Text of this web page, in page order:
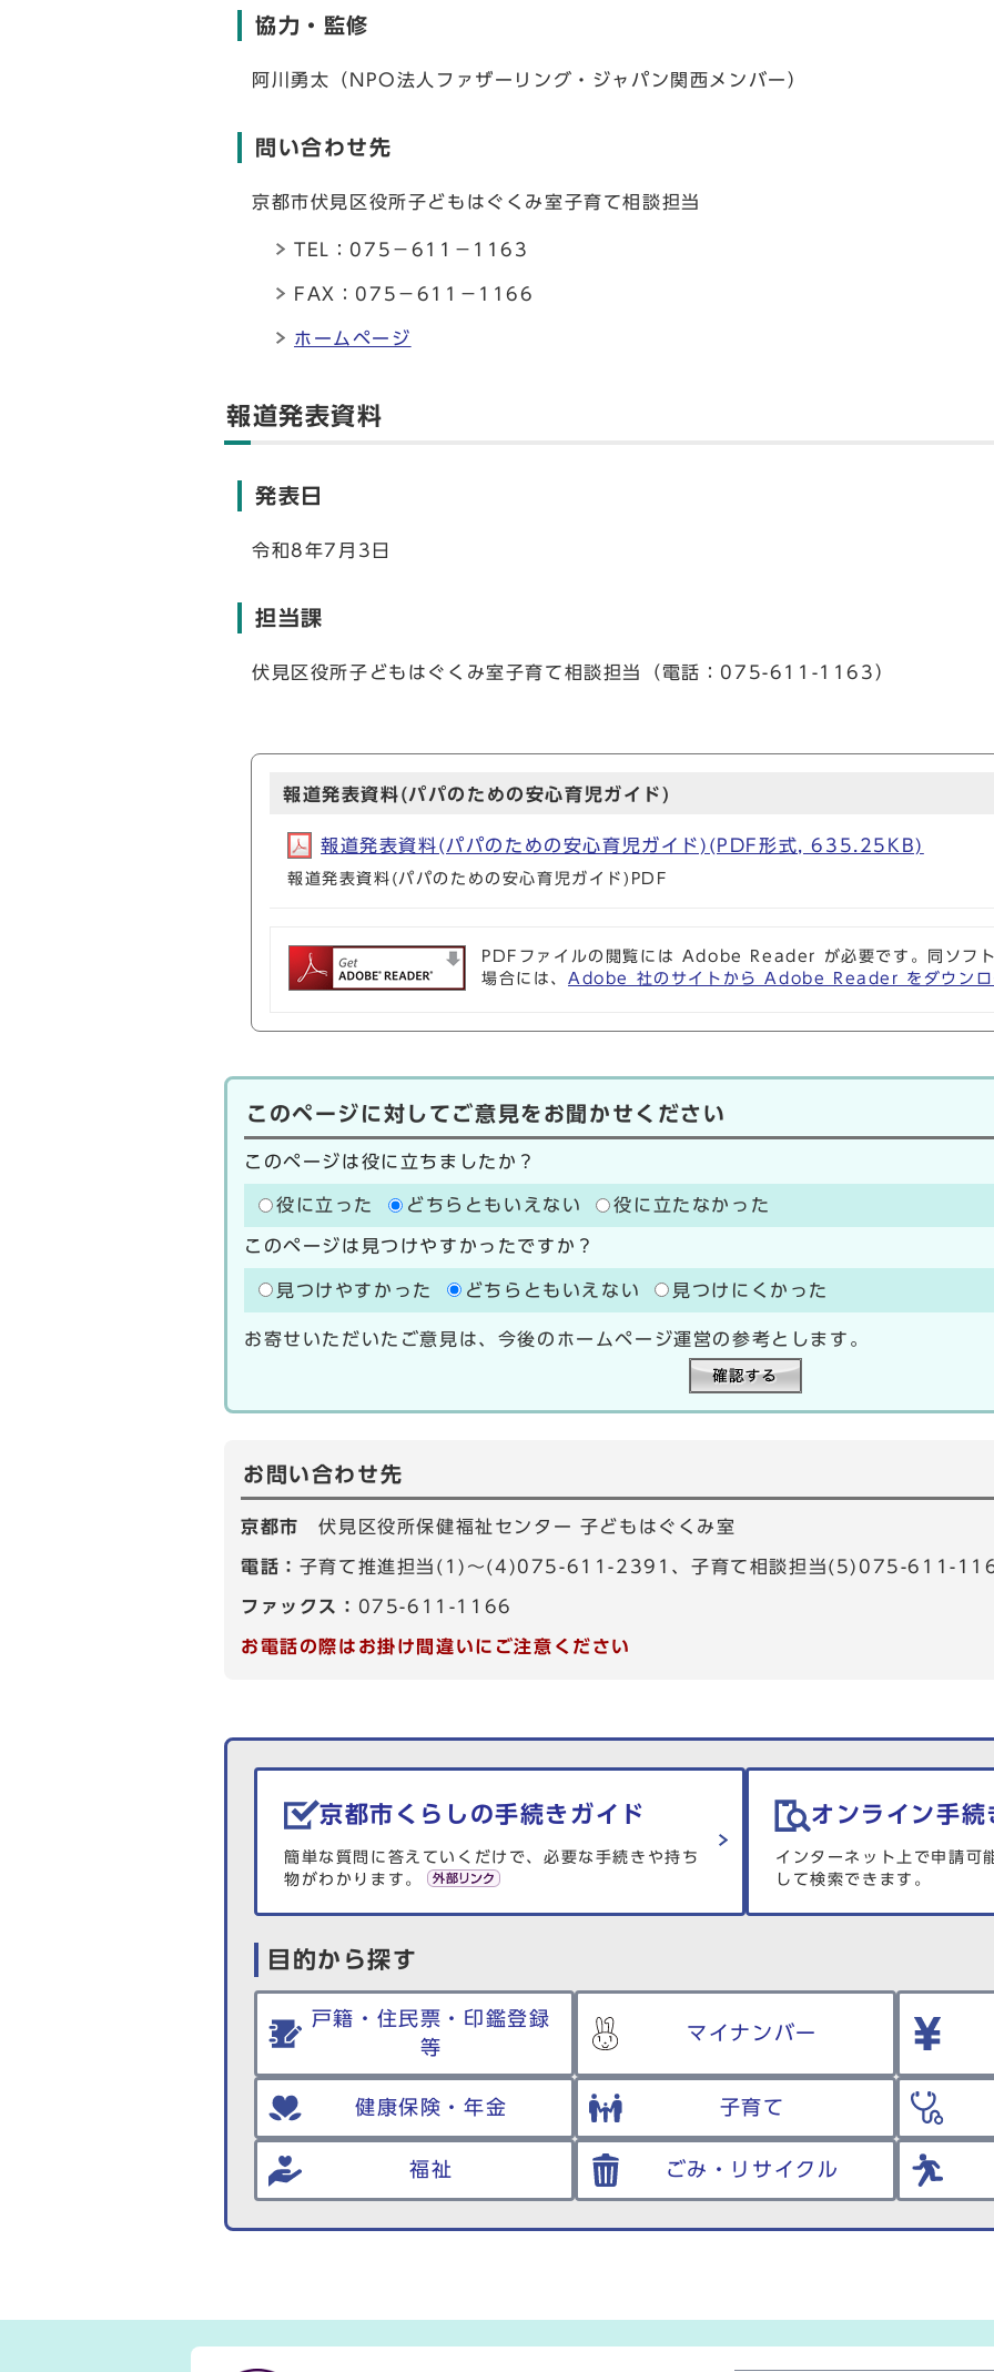
協力・監修
阿川勇太（NPO法人ファザーリング・ジャパン関西メンバー）
問い合わせ先
京都市伏見区役所子どもはぐくみ室子育て相談担当
TEL：075－611－1163
FAX：075－611－1166
ホームページ
報道発表資料
発表日
令和8年7月3日
担当課
伏見区役所子どもはぐくみ室子育て相談担当（電話：075-611-1163）
報道発表資料(パパのための安心育児ガイド)
報道発表資料(パパのための安心育児ガイド)(PDF形式, 635.25KB)
報道発表資料(パパのための安心育児ガイド)PDF
PDFファイルの閲覧には Adobe Reader が必要です。同ソフト
場合には、 Adobe 社のサイトから Adobe Reader をダウンロ
このページに対してご意見をお聞かせください
このページは役に立ちましたか？
役に立った どちらともいえない 役に立たなかった
このページは見つけやすかったですか？
見つけやすかった どちらともいえない 見つけにくかった
お寄せいただいたご意見は、今後のホームページ運営の参考とします。
お問い合わせ先
京都市伏見区役所保健福祉センター 子どもはぐくみ室
電話： 子育て推進担当(1)～(4)075-611-2391、子育て相談担当(5)075-611-
ファックス： 075-611-1166
お電話の際はお掛け間違いにご注意ください
生活情報を探す
京都市くらしの手続きガイド
簡単な質問に答えていくだけで、必要な手続きや持ち
物がわかります。
オンライン手続
インターネット上で申請可
して検索できます。
目的から探す
戸籍・住民票・印鑑登録
等
マイナンバー
健康保険・年金 子育て
福祉 ごみ・リサイクル